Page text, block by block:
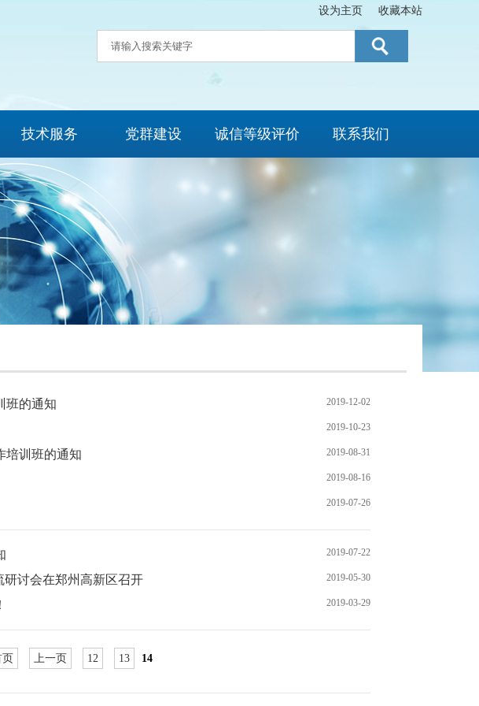
设为主页 收藏本站
技术服务 党群建设 诚信等级评价 联系我们
班的通知 2019-12-02
2019-10-23
培训班的通知 2019-08-31
2019-08-16
2019-07-26
2019-07-22
讨会在郑州高新区召开 2019-05-30
2019-03-29
页 上一页 12 13 14